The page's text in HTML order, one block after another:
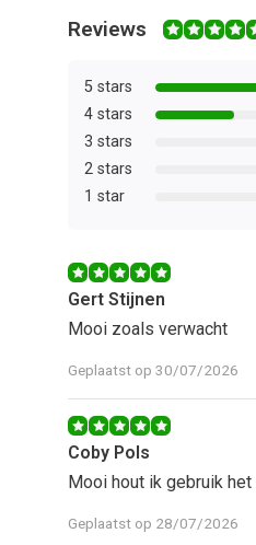
Reviews
5 stars
4 stars
3 stars
2 stars
1 star
Gert Stijnen
Mooi zoals verwacht
Geplaatst op 30/07/2026
Coby Pols
Mooi hout ik gebruik
Geplaatst op 28/07/2026